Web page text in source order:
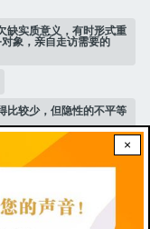
×
缺实质意义，有时形式重
象，亲自走访需要的
比较少，但隐性的不平等
当男人还是女人？